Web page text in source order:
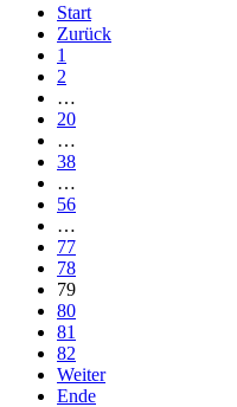
Start
Zurück
1
2
…
20
…
38
…
56
…
77
78
79
80
81
82
Weiter
Ende